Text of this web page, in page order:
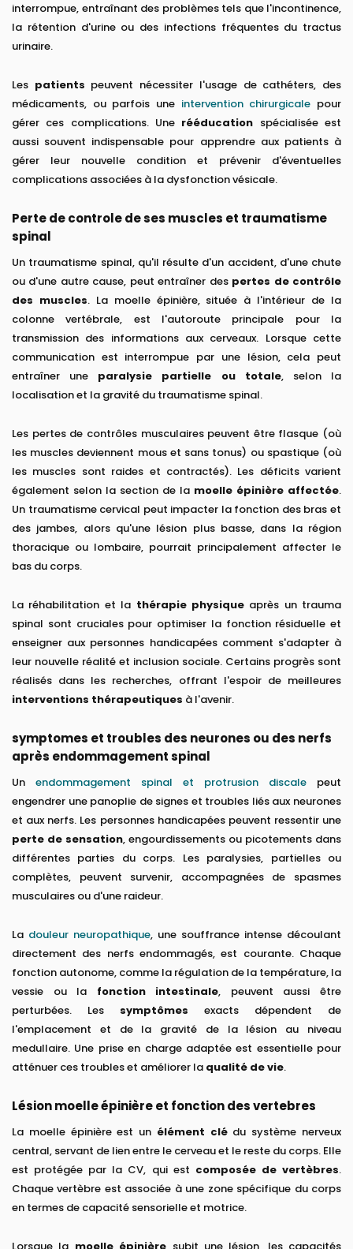
interrompue, entraînant des problèmes tels que l'incontinence,
la rétention d'urine ou des infections fréquentes du tractus
urinaire.
Les patients peuvent nécessiter l'usage de cathéters, des
médicaments, ou parfois une intervention chirurgicale pour
gérer ces complications. Une rééducation spécialisée est
aussi souvent indispensable pour apprendre aux patients à
gérer leur nouvelle condition et prévenir d'éventuelles
complications associées à la dysfonction vésicale.
Perte de controle de ses muscles et traumatisme
spinal
Un traumatisme spinal, qu'il résulte d'un accident, d'une chute
ou d'une autre cause, peut entraîner des pertes de contrôle
des muscles. La moelle épinière, située à l'intérieur de la
colonne vertébrale, est l'autoroute principale pour la
transmission des informations aux cerveaux. Lorsque cette
communication est interrompue par une lésion, cela peut
entraîner une paralysie partielle ou totale, selon la
localisation et la gravité du traumatisme spinal.
Les pertes de contrôles musculaires peuvent être flasque (où
les muscles deviennent mous et sans tonus) ou spastique (où
les muscles sont raides et contractés). Les déficits varient
également selon la section de la moelle épinière affectée.
Un traumatisme cervical peut impacter la fonction des bras et
des jambes, alors qu'une lésion plus basse, dans la région
thoracique ou lombaire, pourrait principalement affecter le
bas du corps.
La réhabilitation et la thérapie physiqueaprès un trauma
spinal sont cruciales pour optimiser la fonction résiduelle et
enseigner aux personnes handicapées comment s'adapter à
leur nouvelle réalité et inclusion sociale. Certains progrès sont
réalisés dans les recherches, offrant l'espoir de meilleures
interventions thérapeutiques à l'avenir.
symptomes et troubles des neurones ou des nerfs
après endommagement spinal
Un endommagement spinal et protrusion discale peut
engendrer une panoplie de signes et troubles liés aux neurones
et aux nerfs. Les personnes handicapées peuvent ressentir une
perte de sensation, engourdissements ou picotements dans
différentes parties du corps. Les paralysies, partielles ou
complètes, peuvent survenir, accompagnées de spasmes
musculaires ou d'une raideur.
La douleur neuropathique, une souffrance intense découlant
directement des nerfs endommagés, est courante. Chaque
fonction autonome, comme la régulation de la température, la
vessie ou la fonction intestinale, peuvent aussi être
perturbées. Les symptômes exacts dépendent de
l'emplacement et de la gravité de la lésion au niveau
medullaire. Une prise en charge adaptée est essentielle pour
atténuer ces troubles et améliorer la qualité de vie.
Lésion moelle épinière et fonction des vertebres
La moelle épinière est un élément clédu système nerveux
central, servant de lien entre le cerveau et le reste du corps. Elle
est protégée par la CV, qui est composée de vertèbres.
Chaque vertèbre est associée à une zone spécifique du corps
en termes de capacité sensorielle et motrice.